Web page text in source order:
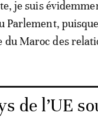
je suis
Parlement,
Maroc des
de l’UE